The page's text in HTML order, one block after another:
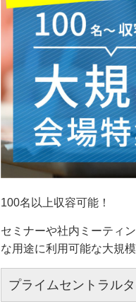
100名以上収容可能！
セミナーや社内ミーティ
な用途に利用可能な大規
プライムセントラル